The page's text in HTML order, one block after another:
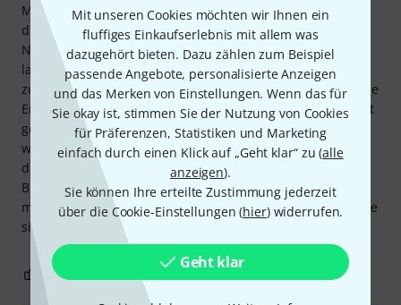
Mit unseren Cookies möchten wir Ihnen ein
fluffiges Einkaufserlebnis mit allem was
dazugehört bieten. Dazu zählen zum Beispiel
passende Angebote, personalisierte Anzeigen
und das Merken von Einstellungen. Wenn das für
Sie okay ist, stimmen Sie der Nutzung von Cookies
für Präferenzen, Statistiken und Marketing
einfach durch einen Klick auf „Geht klar“ zu (alle
anzeigen).
Sie können Ihre erteilte Zustimmung jederzeit
über die Cookie-Einstellungen (hier) widerrufen.
Geht klar
Mundstücken, und sie lassen sich schnell anbringen, ohne
die Blätter zu beschädigen. Allerdings sehe ich zwei kleine
Nachteile: Wenn sie zu weit hineingeschoben werden,
lassen sie sich nur schwer entfernen (man muss sie fest
zupacken und drehen, riskiert dabei aber, das empfindliche
Ende des Blattes zu beschädigen!). Und wenn sie nicht weit
genug hineingeschoben (oder nicht fest genug angezogen)
werden, besteht die Gefahr, dass sie sich beim Abnehmen
der Mundstückkappe lösen (mir ist das einmal auf der
Bühne passiert!). Gehen Sie also vorsichtig damit um. Ich
muss aber zugeben, dass ich mich an sie gewöhnt habe; sie
sind praktisch unzerstörbar und halten das Blatt sicher.